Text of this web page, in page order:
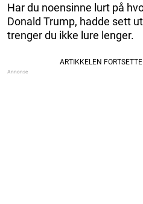
Har du noensinne lurt på
Donald Trump, hadde sett
trenger du ikke lure lenger.